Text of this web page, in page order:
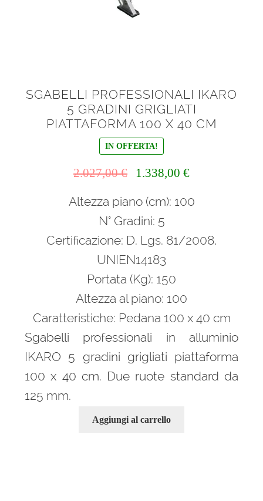
SGABELLI PROFESSIONALI IKARO
5 GRADINI GRIGLIATI
PIATTAFORMA 100 X 40 CM
IN OFFERTA!
2.027,00€
originale
era:
2.027,00 €.
1.338,00 €Il
attuale
Altezza piano (cm): 100
N° Gradini: 5
Certificazione: D. Lgs. 81/2008,
UNIEN14183
Portata (Kg): 150
Altezza al piano: 100
Caratteristiche: Pedana 100 x 40 cm
Sgabelli professionali in alluminio
IKARO 5 gradini grigliati piattaforma
100 x 40 cm. Due ruote standard da
125 mm.
Aggiungi al carrello